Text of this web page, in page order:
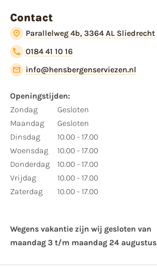
Contact
Parallelweg 4b, 3364 AL Sliedrecht
0184 41 10 16
info@hensbergenserviezen.nl
Openingstijden:
Zondag
Maandag
Dinsdag
Woensdag
Donderdag
Vrijdag
Zaterdag
Gesloten
Gesloten
10.00 - 17.00
10.00 - 17.00
10.00 - 17.00
10.00 - 17.00
10.00 - 17.00
Wegens vakantie zijn wij gesloten van ​
maandag 3 t/m maandag 24 augustus